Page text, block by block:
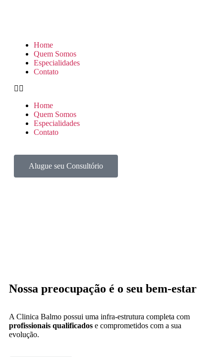
Home
Quem Somos
Especialidades
Contato
Home
Quem Somos
Especialidades
Contato
Alugue seu Consultório
Nossa preocupação é o seu bem-estar
A Clinica Balmo possui uma infra-estrutura completa com
profissionais qualificados e comprometidos com a sua
evolução.